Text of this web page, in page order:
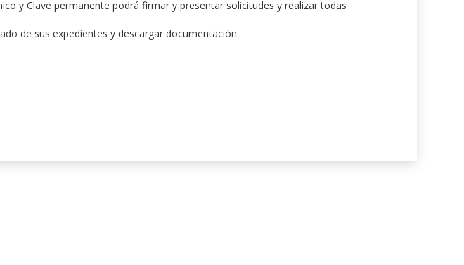
y Clave permanente podrá firmar y presentar solicitudes y realizar todas
de sus expedientes y descargar documentación.